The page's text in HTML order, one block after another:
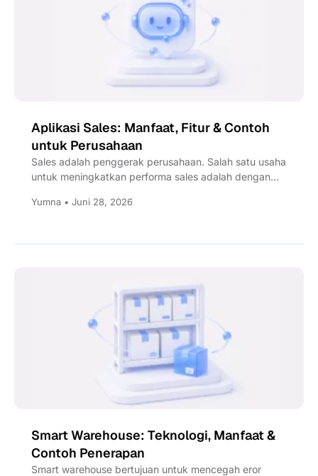
Aplikasi Sales: Manfaat, Fitur & Contoh
untuk Perusahaan
Sales adalah penggerak perusahaan. Salah satu usaha
untuk meningkatkan performa sales adalah dengan
Yumna • Juni 28, 2026
Smart Warehouse: Teknologi, Manfaat &
Contoh Penerapan
Smart warehouse bertujuan untuk mencegah eror